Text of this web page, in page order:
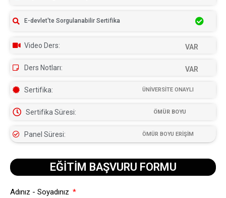
E-devlet'te Sorgulanabilir Sertifika
Video Ders: VAR
Ders Notları: VAR
Sertifika: ÜNİVERSİTE ONAYLI
Sertifika Süresi: ÖMÜR BOYU
Panel Süresi: ÖMÜR BOYU ERİŞİM
EĞİTİM BAŞVURU FORMU​
Adınız - Soyadınız